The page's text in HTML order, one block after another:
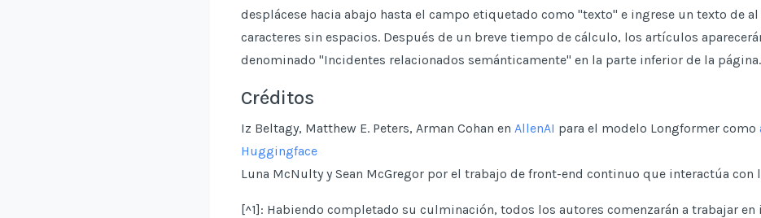
desplácese hacia abajo hasta el campo etiquetado como "texto" e ingrese un texto de al
caracteres sin espacios. Después de un breve tiempo de cálculo, los artículos
denominado "Incidentes relacionados semánticamente" en la parte inferior de la página.
Créditos
Iz Beltagy, Matthew E. Peters, Arman Cohan en AllenAI para el modelo Longformer como
Huggingface
Luna McNulty y Sean McGregor por el trabajo de front-end continuo que interactúa con
[^1]: Habiendo completado su culminación, todos los autores comenzarán a trabajar en